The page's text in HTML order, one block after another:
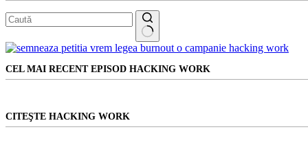
Niciun
CEL MAI RECENT EPISOD HACKING WORK
CITEŞTE HACKING WORK